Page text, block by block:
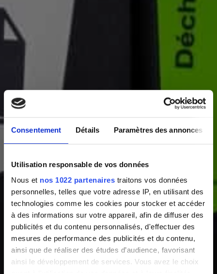
Consentement Détails Paramètres des annonces
Utilisation responsable de vos données
Nous et nos 1022 partenaires traitons vos données
personnelles, telles que votre adresse IP, en utilisant des
technologies comme les cookies pour stocker et accéder
à des informations sur votre appareil, afin de diffuser des
publicités et du contenu personnalisés, d'effectuer des
mesures de performance des publicités et du contenu,
ainsi que de réaliser des études d’audience, favorisant
ainsi le développement de services. Vous avez le choix